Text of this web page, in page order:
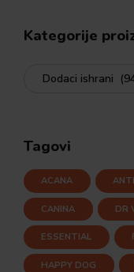
Kategorije
Tagovi
ACANA
CANINA DR
ESSENTIAL
HAPPY DOG